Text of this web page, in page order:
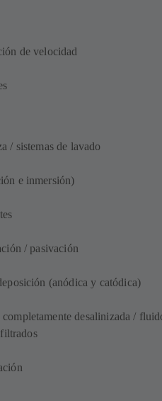
de velocidad
/ sistemas de lavado
e inmersión)
/ pasivación
(anódica y catódica)
desalinizada /